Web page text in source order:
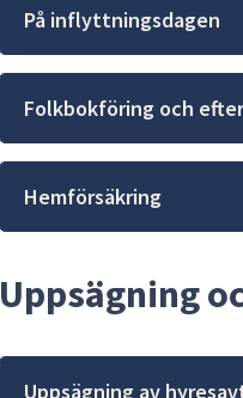
På inflyttningsdagen
Folkbokföring och
Hemförsäkring
Uppsägning
Uppsägning av